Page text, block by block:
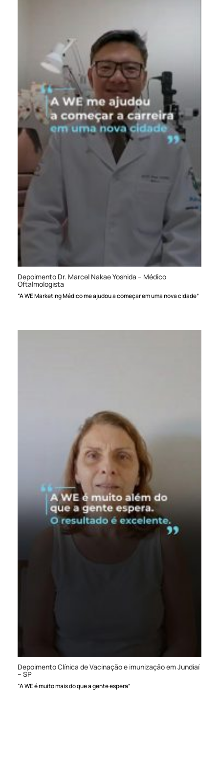
Depoimento Dr. Marcel Nakae Yoshida – Médico
Oftalmologista
“A WE Marketing Médico me ajudou a começar em uma nova cidade”
Depoimento Clínica de Vacinação e imunização em Jundiaí
– SP
“A WE é muito mais do que a gente espera”